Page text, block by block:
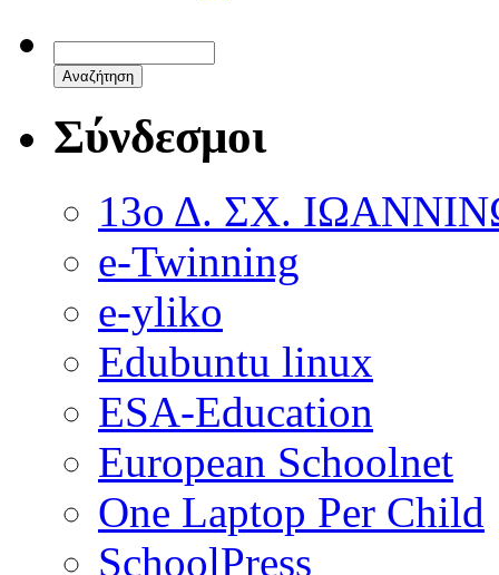
Σύνδεσμοι
13ο Δ. ΣΧ.
e-Twinning
e-yliko
Edubuntu linux
ESA-Education
European Schoolnet
One Laptop Per Child
SchoolPress